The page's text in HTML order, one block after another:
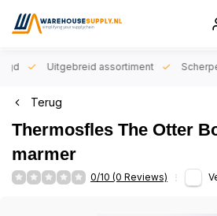
Uitgebreid assortiment
Terug
Thermosfles The Otter
marmer
0/10 (0 Reviews)